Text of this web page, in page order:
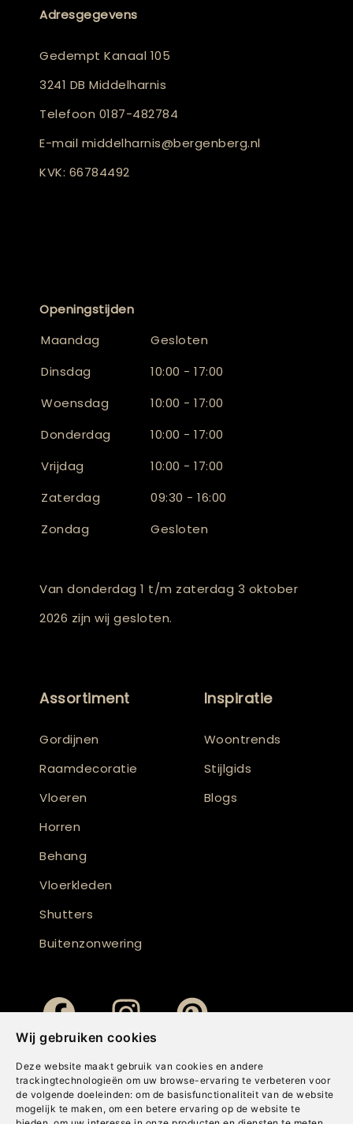
Wij gebruiken cookies
Deze website maakt gebruik van cookies en andere
trackingtechnologieën om uw browse-ervaring te verbeteren voor
de volgende doeleinden: om de basisfunctionaliteit van de website
mogelijk te maken , om een betere ervaring op de website te
Adresgegevens
Gedempt Kanaal 105
3241 DB Middelharnis
Telefoon 0187-482784
E-mail middelharnis@bergenberg.nl
KVK: 66784492
Openingstijden
Maandag
Gesloten
Dinsdag
10:00 - 17:00
Woensdag
10:00 - 17:00
Donderdag
10:00 - 17:00
Vrijdag
10:00 - 17:00
Zaterdag
09:30 - 16:00
Zondag
Gesloten
Van donderdag 1 t/m zaterdag 3 oktober
2026 zijn wij gesloten.
Assortiment
Gordijnen
Raamdecoratie
Vloeren
Horren
Behang
Vloerkleden
Shutters
Buitenzonwering
Inspiratie
Woontrends
Stijlgids
Blogs